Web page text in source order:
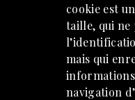
cookie est
taille, qui ne
mais qui
navigation